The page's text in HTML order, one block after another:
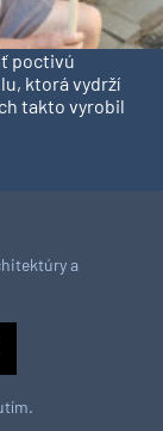
poctivú
ktorá vydrží
takto vyrobil
a